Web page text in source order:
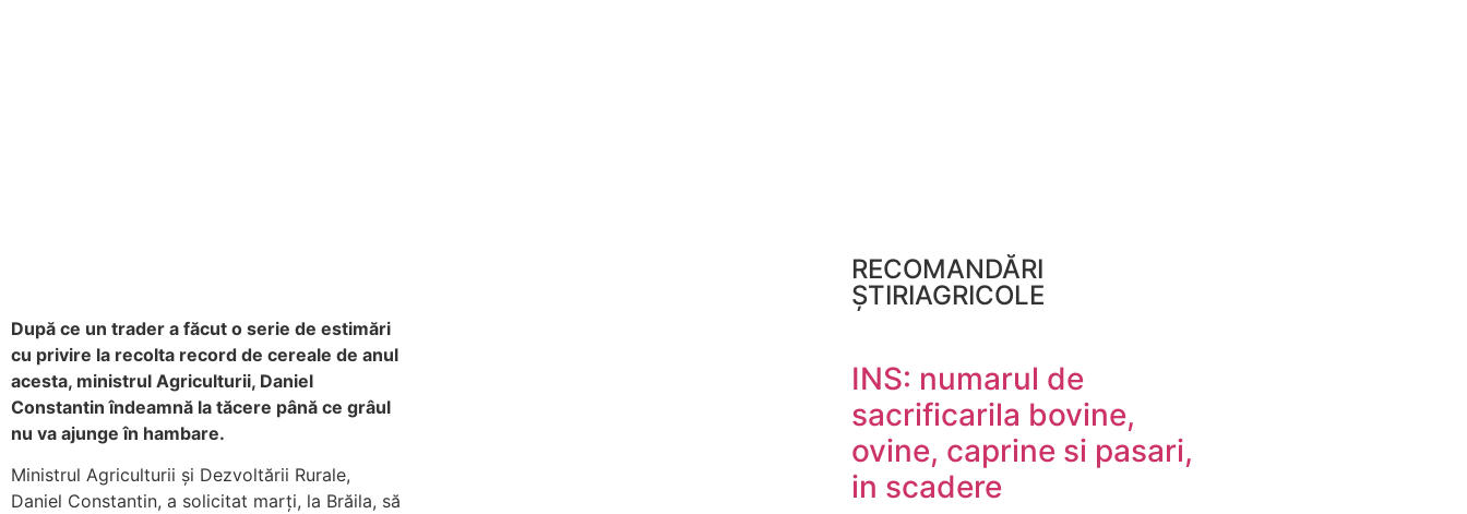
După ce un trader a făcut o serie de estimări
cu privire la recolta record de cereale de anul
acesta, ministrul Agriculturii, Daniel
Constantin îndeamnă la tăcere până ce grâul
nu va ajunge în hambare.
Ministrul Agriculturii şi Dezvoltării Rurale,
Daniel Constantin, a solicitat marţi, la Brăila, să
RECOMANDĂRI
ȘTIRIAGRICOLE
INS: numarul de
sacrificarila bovine,
ovine, caprine si pasari,
in scadere